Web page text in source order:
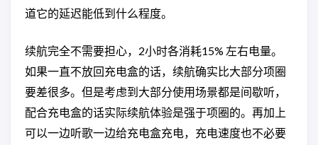
道它的延迟能低到什么程度。
续航完全不需要担心，2小时各消耗15% 左右电量。
如果一直不放回充电盒的话，续航确实比大部分项圈
要差很多。但是考虑到大部分使用场景都是间歇听，
配合充电盒的话实际续航体验是强于项圈的。再加上
可以一边听歌一边给充电盒充电，充电速度也不必要